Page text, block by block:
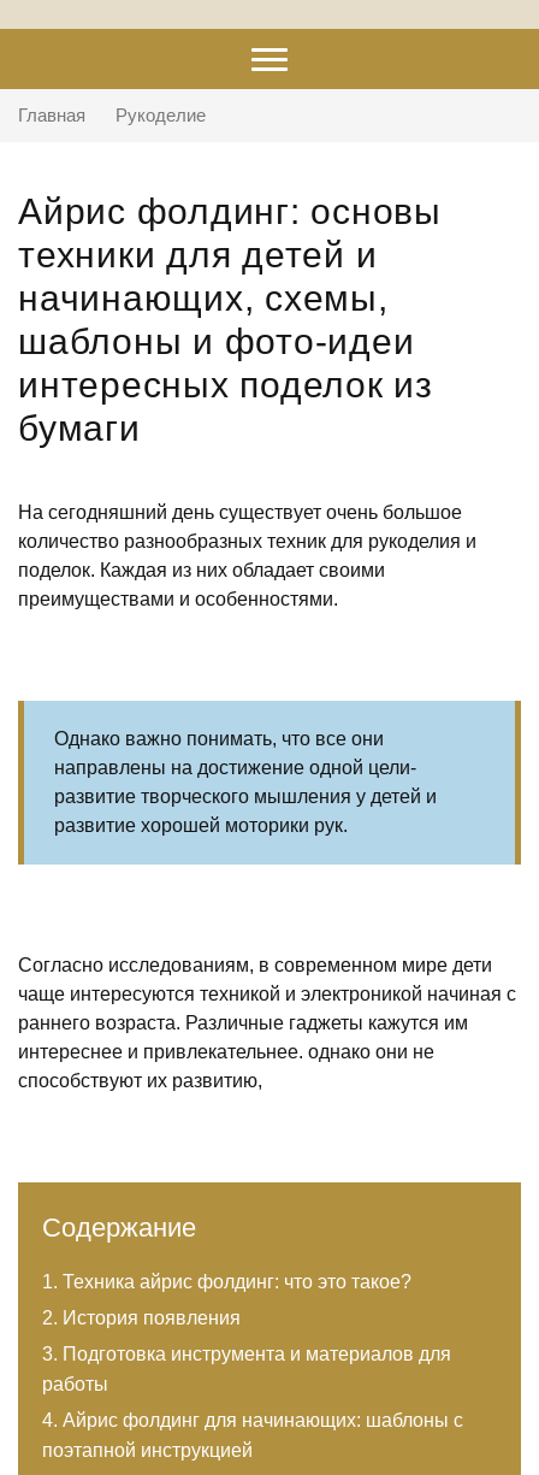
Главная Рукоделие
Айрис фолдинг: основы
техники для детей и
начинающих, схемы,
шаблоны и фото-идеи
интересных поделок из
бумаги
На сегодняшний день существует очень большое
количество разнообразных техник для рукоделия и
поделок. Каждая из них обладает своими
преимуществами и особенностями.
Однако важно понимать, что все они
направлены на достижение одной цели-
развитие творческого мышления у детей и
развитие хорошей моторики рук.
Согласно исследованиям, в современном мире дети
чаще интересуются техникой и электроникой начиная с
раннего возраста. Различные гаджеты кажутся им
интереснее и привлекательнее. однако они не
способствуют их развитию,
Содержание
Техника айрис фолдинг: что это такое?
История появления
Подготовка инструмента и материалов для
работы
Айрис фолдинг для начинающих: шаблоны с
поэтапной инструкцией